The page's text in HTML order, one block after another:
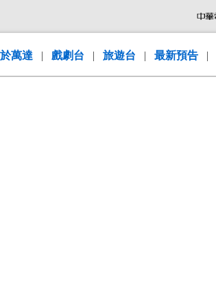
萬達 | 戲劇台 | 旅遊台 | 最新預告 |